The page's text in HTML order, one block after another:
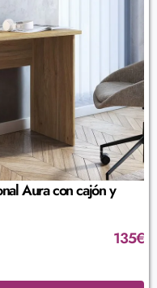
Aura con cajón y
135€